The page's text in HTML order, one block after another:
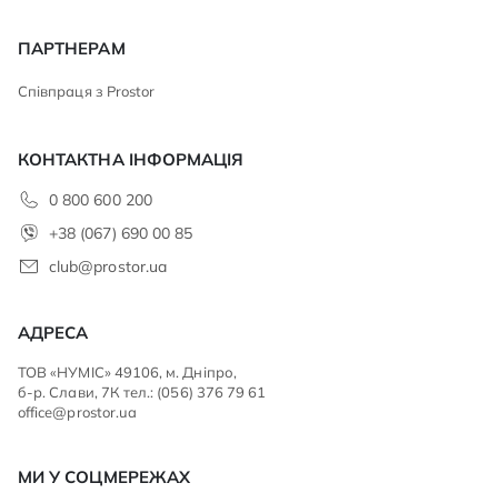
ПАРТНЕРАМ
Співпраця з Prostor
КОНТАКТНА ІНФОРМАЦІЯ
0 800 600 200
+38 (067) 690 00 85
club@prostor.ua
АДРЕСА
ТОВ «НУМІС» 49106, м. Дніпро,
б-р. Слави, 7К тел.: (056) 376 79 61
office@prostor.ua
МИ У СОЦМЕРЕЖАХ